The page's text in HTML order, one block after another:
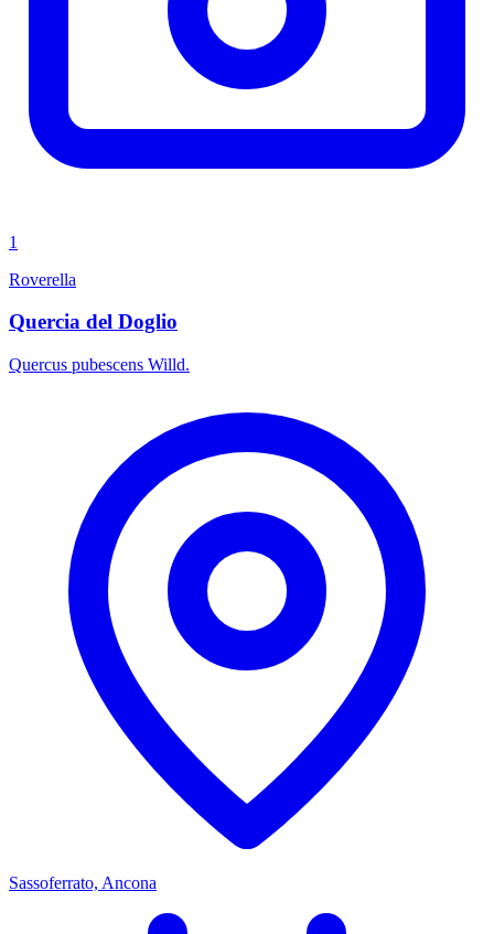
1
Roverella
Quercia del Doglio
Quercus pubescens Willd.
Sassoferrato, Ancona